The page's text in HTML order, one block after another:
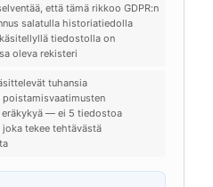
että tämä rikkoo GDPR:n
salatulla historiatiedolla
tiedostolla on
oleva rekisteri
tuhansia
poistamisvaatimusten
— ei 5 tiedostoa
tekee tehtävästä